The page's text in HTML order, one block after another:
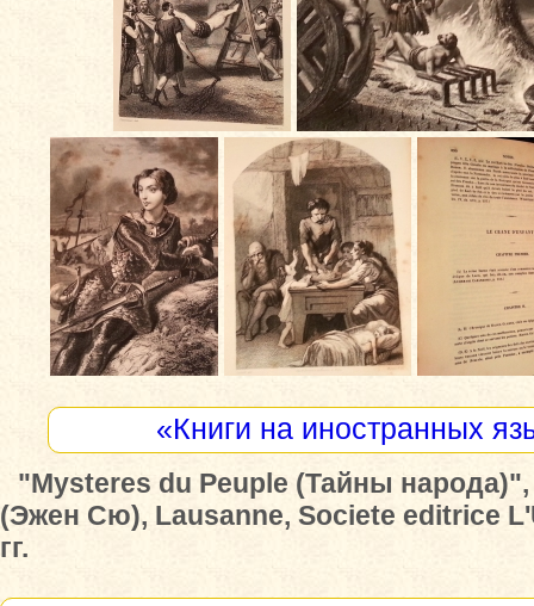
«Книги на иностранных
"Mysteres du Peuple (Тайны народа)",
(Эжен Сю), Lausanne, Societe editrice
гг.